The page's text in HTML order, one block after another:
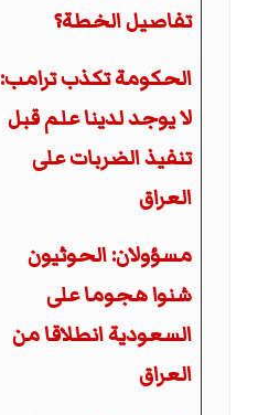
تفاصيل الخطة؟
الحكومة تكذب ترامب:
لا يوجد لدينا علم قبل
تنفيذ الضربات على
العراق
مسؤولان: الحوثيون
شنوا هجوما على
السعودية انطلاقا من
العراق